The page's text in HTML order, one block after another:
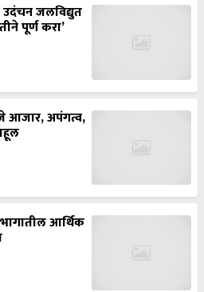
उदंचन जलविद्युत
पूर्ण करा’
आजार, अपंगत्व,
भागातील आर्थिक